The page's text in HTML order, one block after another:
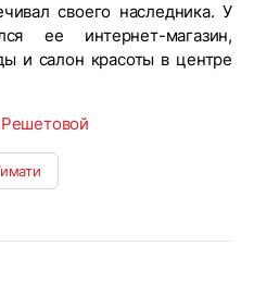
своего наследника. У
ее интернет-магазин,
и салон красоты в центре